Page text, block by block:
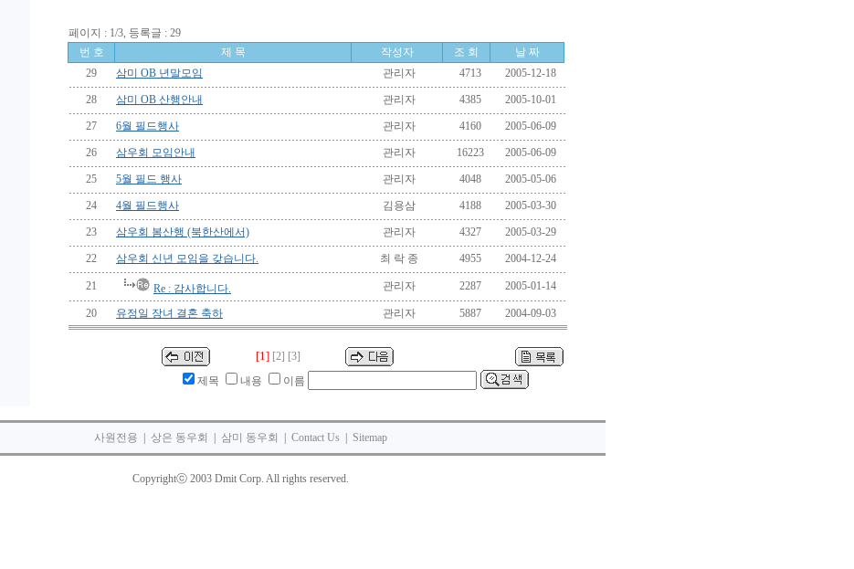
페이지 : 1/3, 등록글 : 29
번 호
제 목 작성자 조 회
날 짜
29
삼미 OB 년말모임 관리자 4713 2005-12-18
28 삼미 OB 산행안내 관리자 4385 2005-10-01
27 6월 필드행사 관리자 4160 2005-06-09
26 삼우회 모임안내 관리자 16223 2005-06-09
25 5월 필드 행사 관리자 4048 2005-05-06
24 4월 필드행사 김용삼 4188 2005-03-30
23 삼우회 봄산행 (북한산에서) 관리자 4327 2005-03-29
22 삼우회 신년 모임을 갖습니다. 최 락 종 4955 2004-12-24
21 Re : 감사합니다. 관리자 2287 2005-01-14
20 유정일 장녀 결혼 축하 관리자 5887 2004-09-03
[1] [2] [3]
제목
내용 이름
사원전용 상은 동우회 삼미 동우회 Contact Us Sitemap
Copyrightⓒ 2003 Dmit Corp. All rights reserved.